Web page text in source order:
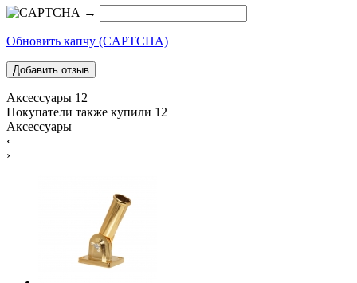
→
Обновить капчу (CAPTCHA)
Аксессуары 12
Покупатели также купили 12
Аксессуары
‹
›